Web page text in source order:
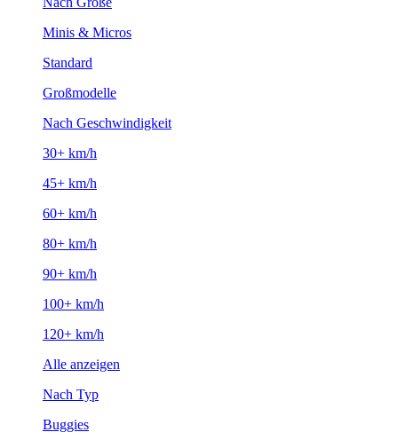
Minis & Micros
Standard
Großmodelle
Nach Geschwindigkeit
30+ km/h
45+ km/h
60+ km/h
80+ km/h
90+ km/h
100+ km/h
120+ km/h
Alle anzeigen
Nach Typ
Buggies